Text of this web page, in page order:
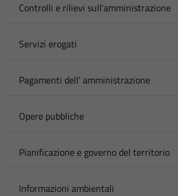
Controlli e rilievi sull'amministrazione
Servizi erogati
Pagamenti dell' amministrazione
Opere pubbliche
Pianificazione e governo del territorio
Informazioni ambientali